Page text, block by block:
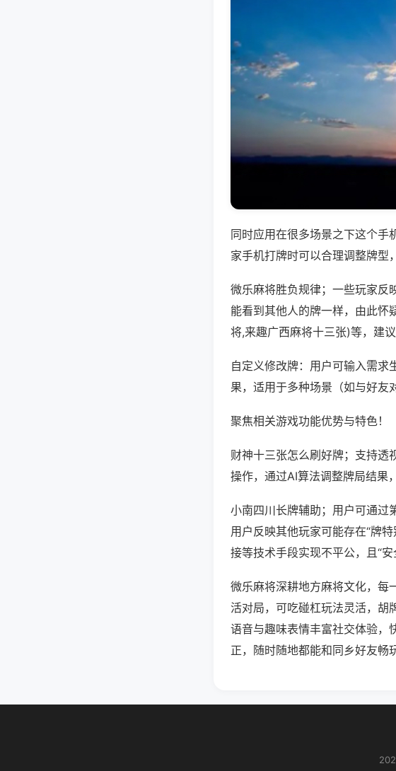
同时应用在很多场景之下这个手
家手机打牌时可以合理调整牌型
微乐麻将胜负规律；一些玩家反
能看到其他人的牌一样，由此怀
将,来趣广西麻将十三张)等，建
自定义修改牌：用户可输入需求
果，适用于多种场景（如与好友
聚焦相关游戏功能优势与特色！
财神十三张怎么刷好牌；支持透
操作，通过AI算法调整牌局结果
小南四川长牌辅助；用户可通过
用户反映其他玩家可能存在“牌
接等技术手段实现不平公，且“安
微乐麻将深耕地方麻将文化，每
活对局，可吃碰杠玩法灵活，胡
语音与趣味表情丰富社交体验，
正，随时随地都能和同乡好友畅